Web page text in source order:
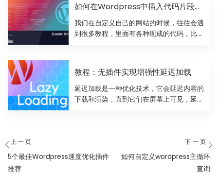
如何在Wordpress中插入代码片段教
程
我们在自定义自己的网站的时候，往往会遇
到很多教程，里面有各种现成的代码，比如
教程：无插件实现增强性延迟加载
延迟加载是一种优化技术，它会延迟内容的
下载和渲染，直到它们在屏幕上可见，延迟
文
章
上一页
上
一
5个最佳Wordpress速度优化插件
推荐
下一页
如何自定义wordpress主循环
查询